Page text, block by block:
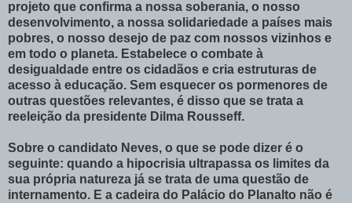
projeto que confirma a nossa soberania, o nosso
desenvolvimento, a nossa solidariedade a países mais
pobres, o nosso desejo de paz com nossos vizinhos e
em todo o planeta. Estabelece o combate à
desigualdade entre os cidadãos e cria estruturas de
acesso à educação. Sem esquecer os pormenores de
outras questões relevantes, é disso que se trata a
reeleição da presidente Dilma Rousseff.
Sobre o candidato Neves, o que se pode dizer é o
seguinte: quando a hipocrisia ultrapassa os limites da
sua própria natureza já se trata de uma questão de
internamento. E a cadeira do Palácio do Planalto não é